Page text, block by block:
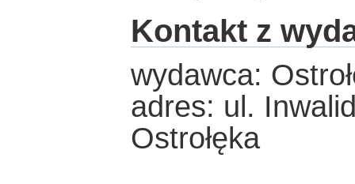
Kontakt z
wydawca:
adres: ul.
Ostrołęka